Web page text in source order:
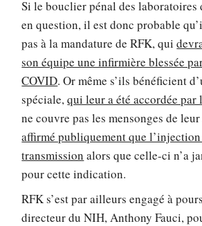
Si le bouclier pénal des laboratoires
en question, il est donc probable
pas à la mandature de RFK, qui
son équipe une infirmière blessée
COVID. Or même s’ils bénéficient
spéciale,qui leur a été accordée par
ne couvre pas les mensonges de
affirmé publiquement que
transmission alors que celle-ci n’a
pour cette indication.
RFK s’est par ailleurs engagé à
directeur du NIH, Anthony Fauci,